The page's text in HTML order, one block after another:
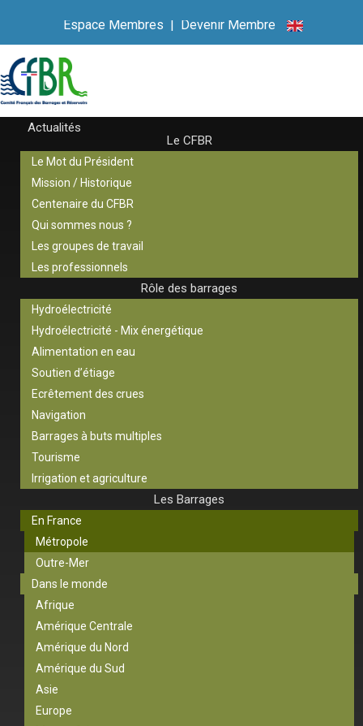
Espace Membres | Devenir Membre
Actualités
Le CFBR
Le Mot du Président
Mission / Historique
Centenaire du CFBR
Qui sommes nous ?
Les groupes de travail
Les professionnels
Rôle des barrages
Hydroélectricité
Hydroélectricité - Mix énergétique
Alimentation en eau
Soutien d’étiage
Ecrêtement des crues
Navigation
Barrages à buts multiples
Tourisme
Irrigation et agriculture
Les Barrages
En France
Métropole
Outre-Mer
Dans le monde
Afrique
Amérique Centrale
Amérique du Nord
Amérique du Sud
Asie
Europe